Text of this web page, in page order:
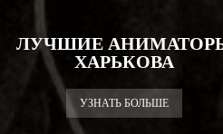
ЛУЧШИЕ
ХАРЬКОВА
УЗНАТЬ БОЛЬШЕ